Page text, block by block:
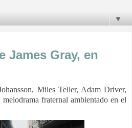
▼
James Gray, en
Miles Teller, Adam Driver,
fraternal ambientado en el